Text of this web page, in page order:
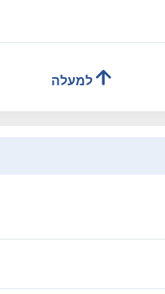
למעלה